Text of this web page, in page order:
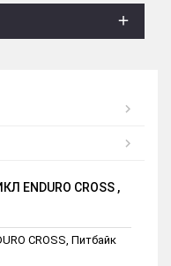
CROSS ,
CROSS, Питбайк